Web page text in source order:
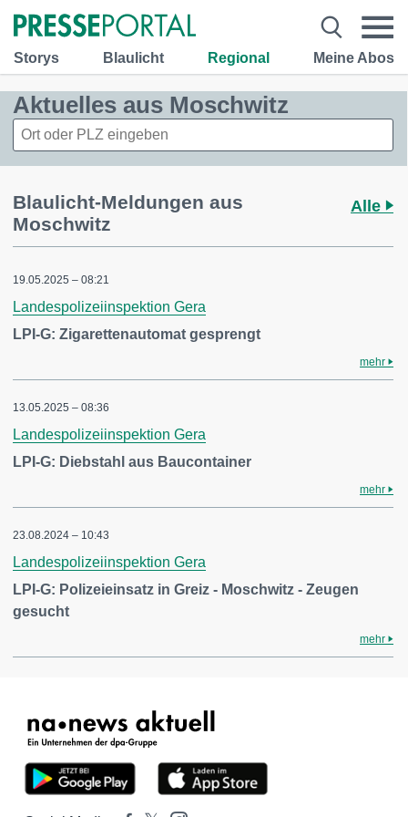
Storys Blaulicht Regional Meine Abos
Aktuelles aus Moschwitz
Blaulicht-Meldungen aus
Moschwitz
Alle
19.05.2025 – 08:21
Landespolizeiinspektion Gera
LPI-G: Zigarettenautomat gesprengt
mehr
13.05.2025 – 08:36
Landespolizeiinspektion Gera
LPI-G: Diebstahl aus Baucontainer
mehr
23.08.2024 – 10:43
Landespolizeiinspektion Gera
LPI-G: Polizeieinsatz in Greiz - Moschwitz - Zeugen
gesucht
mehr